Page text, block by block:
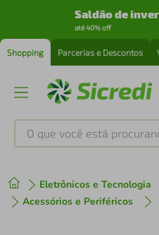
Saldão de
até 40% off
Shopping Parcerias e Descontos
O que você está procurando?
Eletrônicos e Tecnologia
Acessórios e Periféricos
1º tenis